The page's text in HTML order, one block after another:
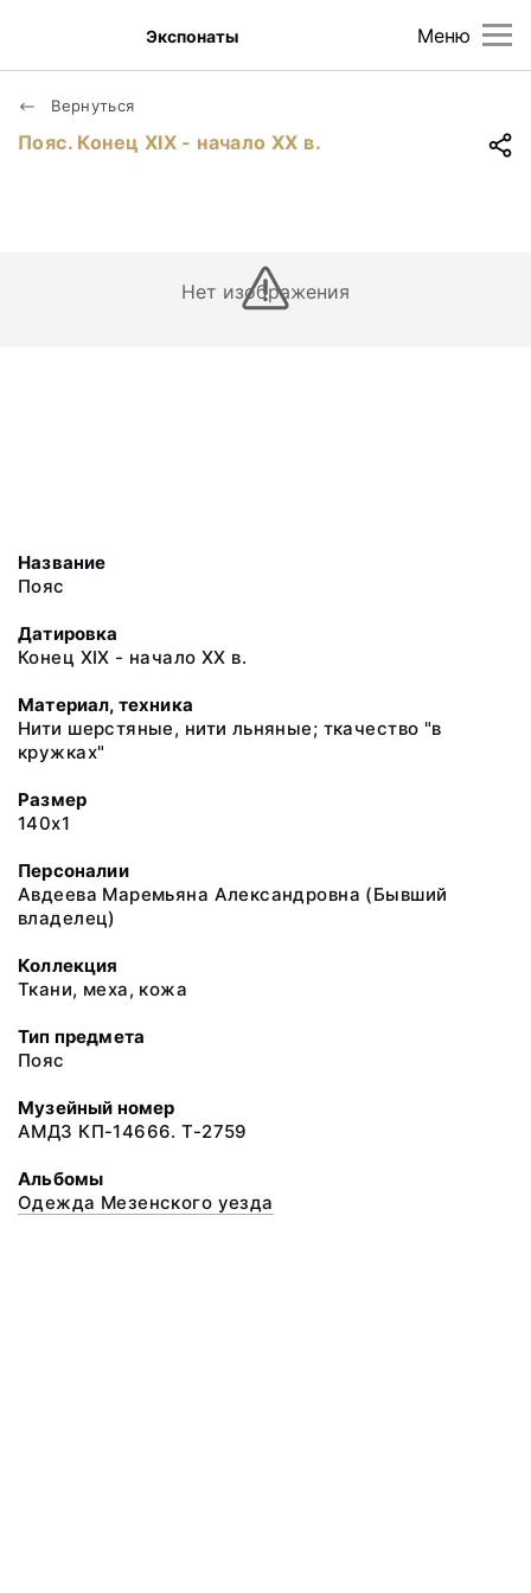
Меню
Экспонаты
Вернуться
Пояс. Конец ХIХ - начало ХХ в.
Нет изображения
Название
Пояс
Датировка
Конец ХIХ - начало ХХ в.
Материал, техника
Нити шерстяные, нити льняные; ткачество "в
кружках"
Размер
140х1
Персоналии
Авдеева Маремьяна Александровна (Бывший
владелец)
Коллекция
Ткани, меха, кожа
Тип предмета
Пояс
Музейный номер
АМДЗ КП-14666. Т-2759
Альбомы
Одежда Мезенского уезда